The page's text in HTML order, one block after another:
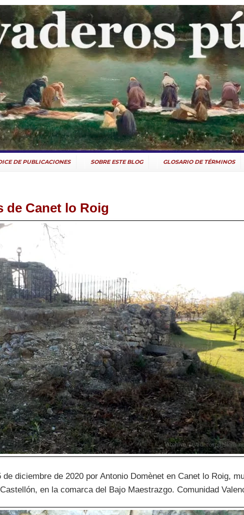
DE PUBLICACIONES SOBRE ESTE BLOG GLOSARIO DE TÉRMINOS
de Canet lo Roig
diciembre de 2020 por Antonio Domènet en Canet lo Roig,
en la comarca del Bajo Maestrazgo. Comunidad